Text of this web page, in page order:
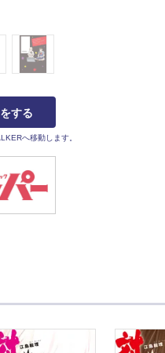
する
へ移動します。